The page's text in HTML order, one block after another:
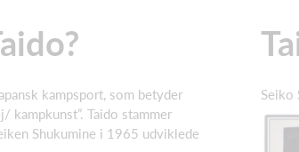
kampsport, som betyder
kampkunst”. Taido stammer
Shukumine i 1965 udviklede
Seiko